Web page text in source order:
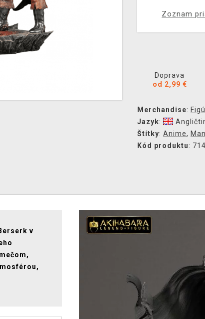
Zoznam
Doprava
od 2,99 €
Merchandise:
Jazyk:
Štítky: Anime,
Kód produktu:
v